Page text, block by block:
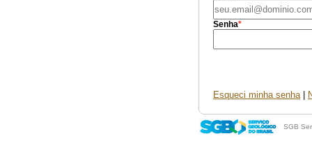
Senha
Esqueci minha senha|
SGB